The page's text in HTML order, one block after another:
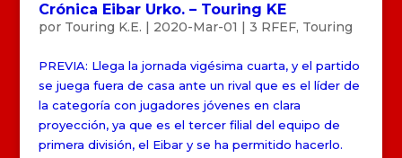
Crónica Eibar Urko. – Touring KE
por Touring K.E. | 2020-Mar-01 | 3 RFEF, Touring
PREVIA: Llega la jornada vigésima cuarta, y el partido
se juega fuera de casa ante un rival que es el líder de
la categoría con jugadores jóvenes en clara
proyección, ya que es el tercer filial del equipo de
primera división, el Eibar y se ha permitido hacerlo.